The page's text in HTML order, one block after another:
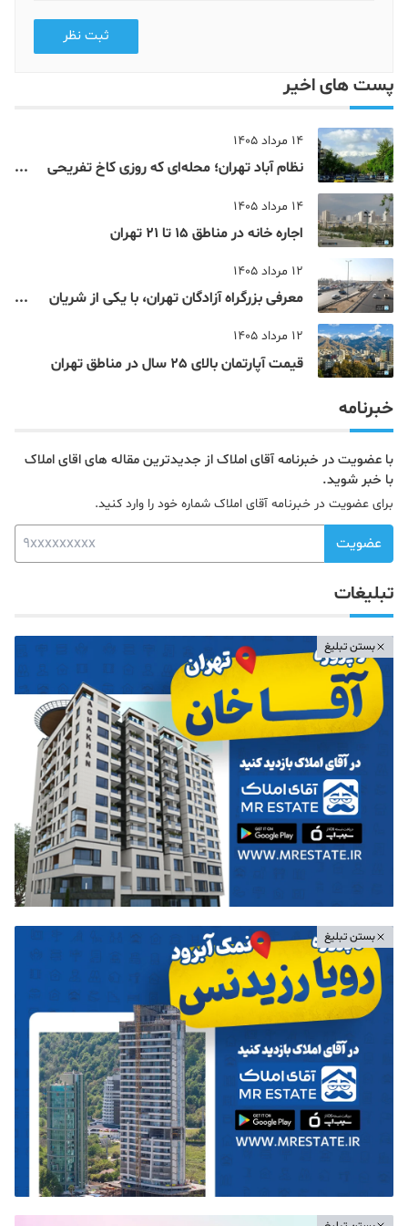
ثبت نظر
پست های اخیر
14 مرداد 1405
نظام‌ آباد تهران؛ محله‌ای که روزی کاخ تفریحی
14 مرداد 1405
اجاره خانه در مناطق 15 تا 21 تهران
12 مرداد 1405
معرفی بزرگراه آزادگان تهران، با یکی از شریان
12 مرداد 1405
قیمت آپارتمان بالای 25 سال در مناطق تهران
خبرنامه
با عضویت در خبرنامه آقای املاک از جدیدترین مقاله های اقای املاک
با خبر شوید.
برای عضویت در خبرنامه آقای املاک شماره خود را وارد کنید.
عضویت
تبلیغات
بستن تبلیغ
بستن تبلیغ